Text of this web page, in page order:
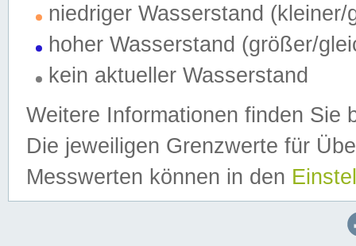
niedriger Wasserstand (kleiner/
hoher Wasserstand (größer/
kein aktueller Wasserstand
Weitere Informationen finden Sie
Die jeweiligen Grenzwerte für
Messwerten können in den